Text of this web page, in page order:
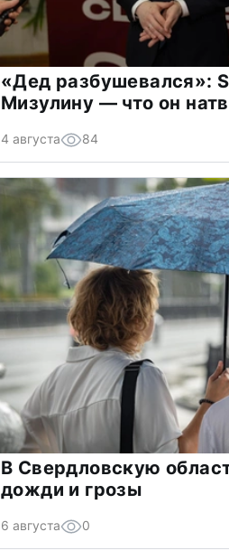
«Дед разбушевался»:
Мизулину — что он
4 августа 84
В Свердловскую
дожди и грозы
6 августа 0